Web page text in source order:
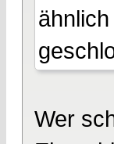
Wer